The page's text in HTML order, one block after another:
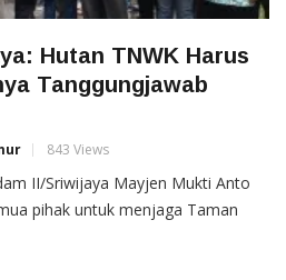
Hutan TNWK Harus
Tanggungjawab
843 Views
II/Sriwijaya Mayjen Mukti Anto
pihak untuk menjaga Taman